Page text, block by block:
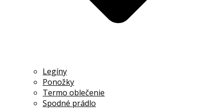
Legíny
Ponožky
Termo oblečenie
Spodné prádlo